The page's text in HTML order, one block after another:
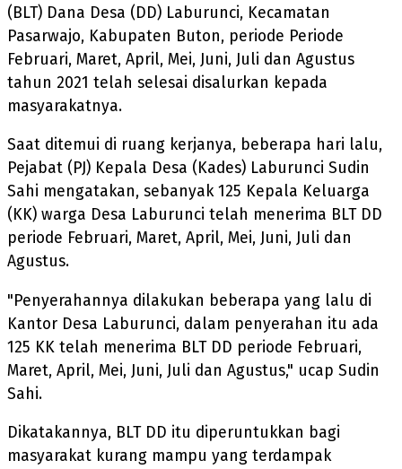
(BLT) Dana Desa (DD) Laburunci, Kecamatan
Pasarwajo, Kabupaten Buton, periode Periode
Februari, Maret, April, Mei, Juni, Juli dan Agustus
tahun 2021 telah selesai disalurkan kepada
masyarakatnya.
Saat ditemui di ruang kerjanya, beberapa hari lalu,
Pejabat (PJ) Kepala Desa (Kades) Laburunci Sudin
Sahi mengatakan, sebanyak 125 Kepala Keluarga
(KK) warga Desa Laburunci telah menerima BLT DD
periode Februari, Maret, April, Mei, Juni, Juli dan
Agustus.
"Penyerahannya dilakukan beberapa yang lalu di
Kantor Desa Laburunci, dalam penyerahan itu ada
125 KK telah menerima BLT DD periode Februari,
Maret, April, Mei, Juni, Juli dan Agustus," ucap Sudin
Sahi.
Dikatakannya, BLT DD itu diperuntukkan bagi
masyarakat kurang mampu yang terdampak